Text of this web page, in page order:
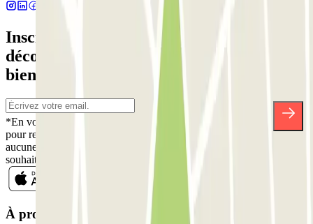
Inscrivez-vous à notre newsletter et
découvrez des réductions, des concours et
bien d'autres surprises.
*En vous inscrivant, vous acceptez notre politique de confidentialité
pour recevoir des communications commerciales de Parclick. Sans
aucune obligation, vous pouvez vous désinscrire quand vous le
souhaitez dans la même newsletter.
À propos de Parclick